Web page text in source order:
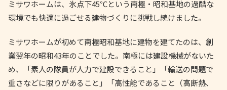
ミサワホームは、氷点下45℃という南極・昭和基地の過酷な
環境でも快適に過ごせる建物づくりに挑戦し続けました。
ミサワホームが初めて南極昭和基地に建物を建てたのは、創
業翌年の昭和43年のことでした。南極には建設機械がないた
め、「素人の隊員が人力で建設できること」「輸送の問題で
重さなどに限りがあること」「高性能であること（高断熱、